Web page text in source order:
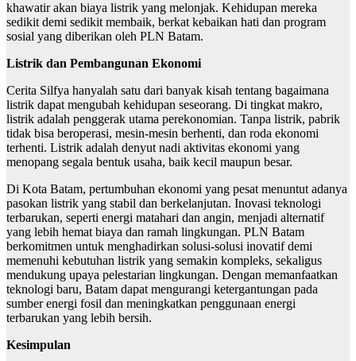
khawatir akan biaya listrik yang melonjak. Kehidupan mereka
sedikit demi sedikit membaik, berkat kebaikan hati dan program
sosial yang diberikan oleh PLN Batam.
Listrik dan Pembangunan Ekonomi
Cerita Silfya hanyalah satu dari banyak kisah tentang bagaimana
listrik dapat mengubah kehidupan seseorang. Di tingkat makro,
listrik adalah penggerak utama perekonomian. Tanpa listrik, pabrik
tidak bisa beroperasi, mesin-mesin berhenti, dan roda ekonomi
terhenti. Listrik adalah denyut nadi aktivitas ekonomi yang
menopang segala bentuk usaha, baik kecil maupun besar.
Di Kota Batam, pertumbuhan ekonomi yang pesat menuntut adanya
pasokan listrik yang stabil dan berkelanjutan. Inovasi teknologi
terbarukan, seperti energi matahari dan angin, menjadi alternatif
yang lebih hemat biaya dan ramah lingkungan. PLN Batam
berkomitmen untuk menghadirkan solusi-solusi inovatif demi
memenuhi kebutuhan listrik yang semakin kompleks, sekaligus
mendukung upaya pelestarian lingkungan. Dengan memanfaatkan
teknologi baru, Batam dapat mengurangi ketergantungan pada
sumber energi fosil dan meningkatkan penggunaan energi
terbarukan yang lebih bersih.
Kesimpulan